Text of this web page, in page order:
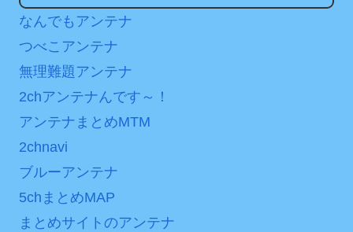
分からないらしい
日本が北朝鮮に辛勝し二
は采配に辛辣「おそろしい
内容の後半」「今日の森保
はチキン」
七ツ森りり ご令嬢と召使
いの禁断の恋…1日だけ許さ
たすら愛し合う。
円の課金チケに
なんでもアンテナ
つべこアンテナ
無理難題アンテナ
2chアンテナんです～！
アンテナまとめMTM
2chnavi
ブルーアンテナ
5chまとめMAP
まとめサイトのアンテナ